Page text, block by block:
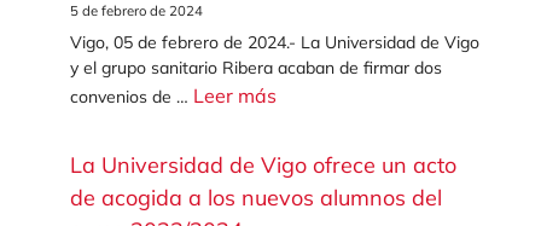
5 de febrero de 2024
Vigo, 05 de febrero de 2024.- La Universidad de Vigo
y el grupo sanitario Ribera acaban de firmar dos
convenios de … Leer más
La Universidad de Vigo ofrece un acto
de acogida a los nuevos alumnos del